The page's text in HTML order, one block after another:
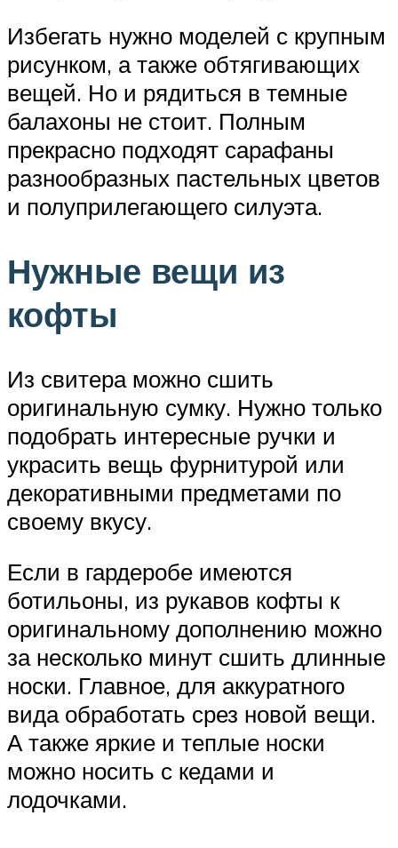
Избегать нужно моделей с крупным
рисунком, а также обтягивающих
вещей. Но и рядиться в темные
балахоны не стоит. Полным
прекрасно подходят сарафаны
разнообразных пастельных цветов
и полуприлегающего силуэта.
Нужные вещи из
кофты
Из свитера можно сшить
оригинальную сумку. Нужно только
подобрать интересные ручки и
украсить вещь фурнитурой или
декоративными предметами по
своему вкусу.
Если в гардеробе имеются
ботильоны, из рукавов кофты к
оригинальному дополнению можно
за несколько минут сшить длинные
носки. Главное, для аккуратного
вида обработать срез новой вещи.
А также яркие и теплые носки
можно носить с кедами и
лодочками.